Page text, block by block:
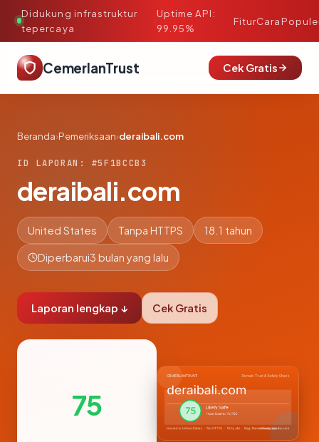
Didukung infrastruktur
tepercaya
·
Uptime API:
99.95%
FiturCara
CemerlanTrust Cek Gratis
Beranda›Pemeriksaan›deraibali.com
ID LAPORAN: #5F1BCCB3
deraibali.com
United States Tanpa HTTPS 18.1 tahun
Diperbarui3 bulan yang lalu
Laporan lengkap ↓ Cek Gratis
75